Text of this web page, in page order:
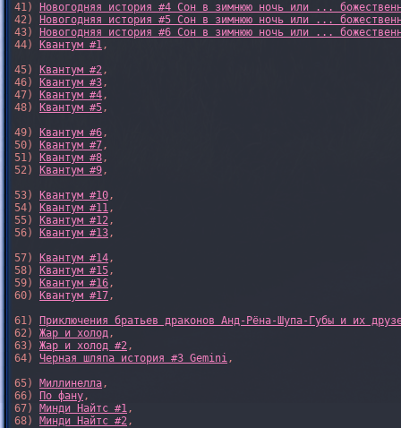
41)
Новогодняя история #4 Сон в зимнюю ночь или ...
42)
Новогодняя история #5 Сон в зимнюю ночь или ...
43)
Новогодняя история #6 Сон в зимнюю ночь или ...
44)
Квантум #1,
45)
Квантум #2,
46)
Квантум #3,
47)
Квантум #4,
48)
Квантум #5,
49)
Квантум #6,
50)
Квантум #7,
51)
Квантум #8,
52)
Квантум #9,
53)
Квантум #10,
54)
Квантум #11,
55)
Квантум #12,
56)
Квантум #13,
57)
Квантум #14,
58)
Квантум #15,
59)
Квантум #16,
60)
Квантум #17,
61)
Приключения братьев драконов Анд-Рёна-Шупа-Губы и их
62) Жар и холод,
63) Жар и холод #2,
64) Черная шляпа история #3 Gemini,
65) Миллинелла,
66)
По фану,
67) Минди Найтс #1,
68) Минди Найтс #2,